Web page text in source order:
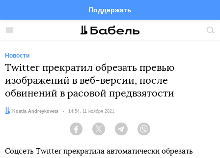
Меню
Поддержать
FacebookTelegramTwitter
Новости
Twitter прекратил обрезать превью
изображений в веб-версии, после
обвинений в расовой предвзятости
Автор:Kostia Andreykovets Дата:
14:54, 11 ноября 2021
Facebook Twitter Telegram
Соцсеть Twitter прекратила автоматически обрезать